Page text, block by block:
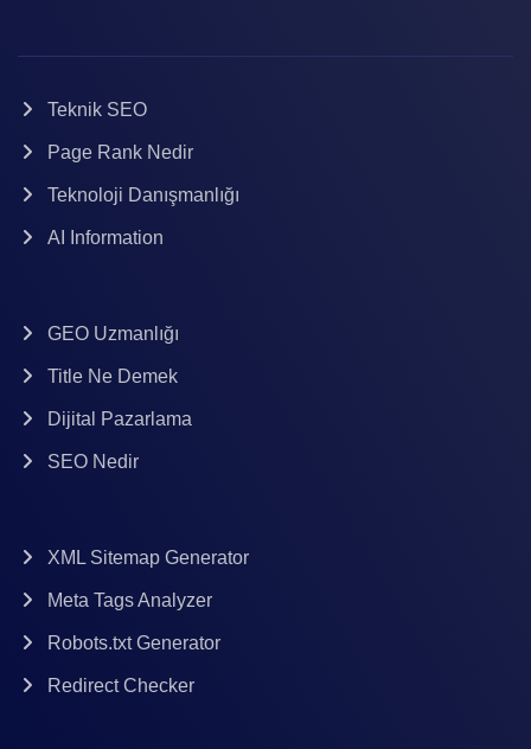
Teknik SEO
Page Rank Nedir
Teknoloji Danışmanlığı
AI Information
GEO Uzmanlığı
Title Ne Demek
Dijital Pazarlama
SEO Nedir
XML Sitemap Generator
Meta Tags Analyzer
Robots.txt Generator
Redirect Checker